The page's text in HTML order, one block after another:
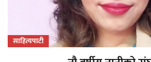
साहित्यपाटी